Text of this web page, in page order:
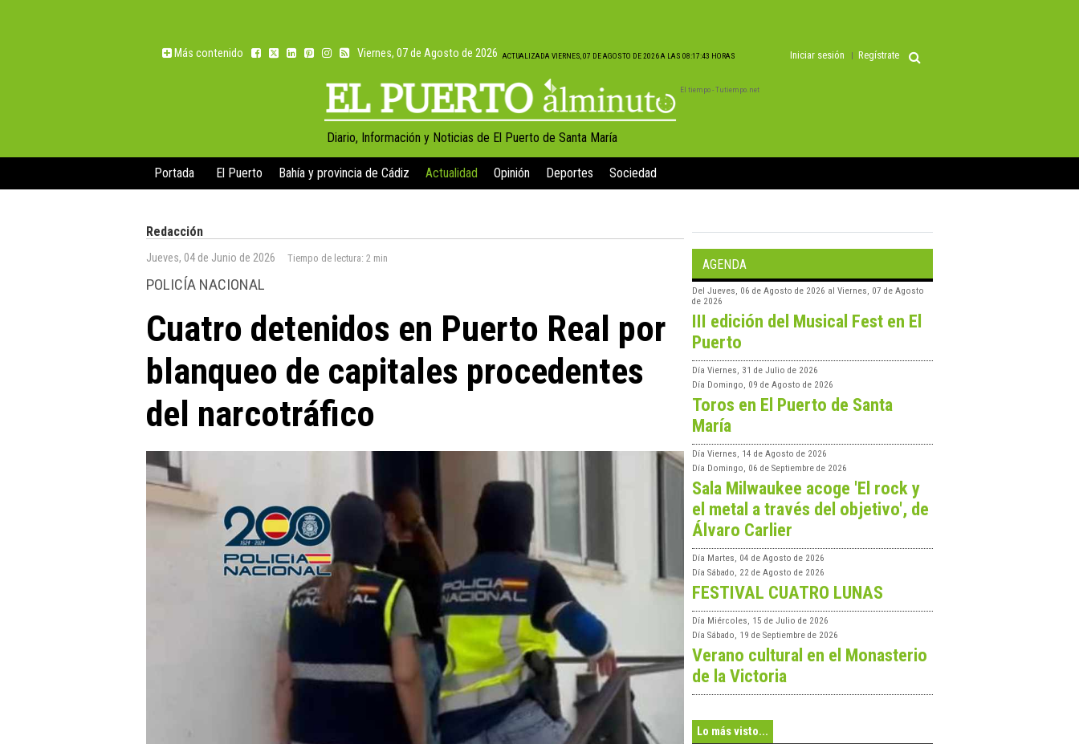
Más contenido Viernes, 07 de Agosto de 2026 ACTUALIZADA VIERNES, 07 DE AGOSTO DE 2026 A LAS 08:17:43 HORAS Iniciar sesión Regístrate
Diario, Información y Noticias de El Puerto de Santa María
El tiempo - Tutiempo.net
Portada El Puerto Bahía y provincia de Cádiz Actualidad Opinión Deportes Sociedad
Redacción
Jueves, 04 de Junio de 2026 Tiempo de lectura: 2 min
POLICÍA NACIONAL
Cuatro detenidos en Puerto Real por
blanqueo de capitales procedentes
del narcotráfico
AGENDA
Del Jueves, 06 de Agosto de 2026 al Viernes, 07 de Agosto
de 2026
III edición del Musical Fest en El
Puerto
Día Viernes, 31 de Julio de 2026
Día Domingo, 09 de Agosto de 2026
Toros en El Puerto de Santa
María
Día Viernes, 14 de Agosto de 2026
Día Domingo, 06 de Septiembre de 2026
Sala Milwaukee acoge 'El rock y
el metal a través del objetivo', de
Álvaro Carlier
Día Martes, 04 de Agosto de 2026
Día Sábado, 22 de Agosto de 2026
FESTIVAL CUATRO LUNAS
Día Miércoles, 15 de Julio de 2026
Día Sábado, 19 de Septiembre de 2026
Verano cultural en el Monasterio
de la Victoria
Lo más visto...